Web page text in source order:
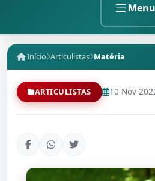
Menu
Início Articulistas Matéria
ARTICULISTAS 10 Nov